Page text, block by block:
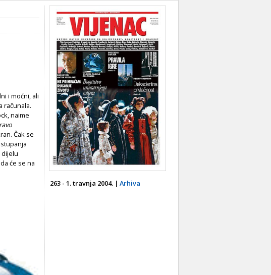
i moćni, ali
računala.
naime
Čak se
dijelu
će se na
263 - 1. travnja 2004. | Arhiva